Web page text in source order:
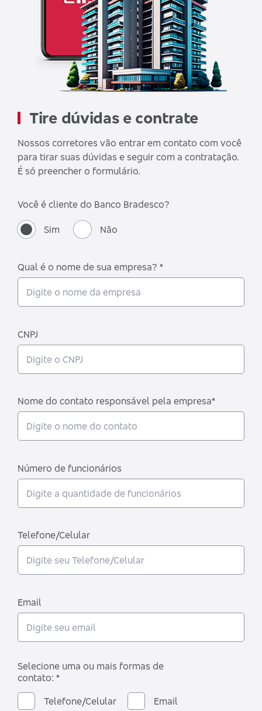
Tire dúvidas e contrate
Nossos corretores vão entrar em contato com você
para tirar suas dúvidas e seguir com a contratação.
É só preencher o formulário.
Você é cliente do Banco Bradesco?
Sim Não
Qual é o nome de sua empresa? *
CNPJ
Nome do contato responsável pela empresa*
Número de funcionários
Telefone/Celular
Email
Selecione uma ou mais formas de
contato: *
Telefone/Celular
Email